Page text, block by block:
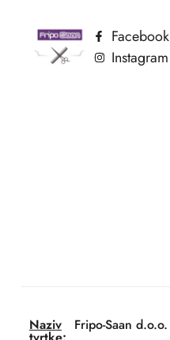
Facebook
Instagram
Naziv Fripo-Saan d.o.o.